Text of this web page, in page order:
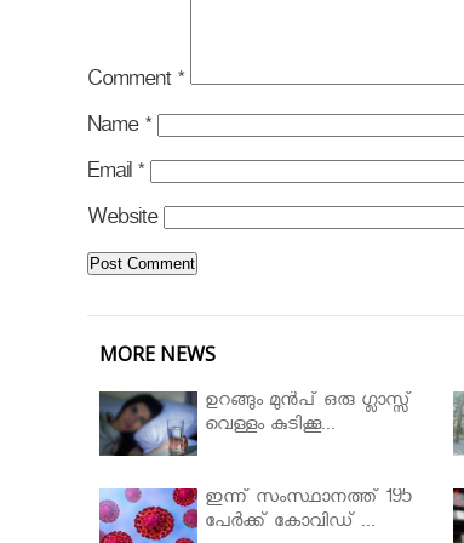
Comment *
Name *
Email *
Website
MORE NEWS
ഉറങ്ങും മുന്‍പ് ഒരു ഗ്ലാസ്സ്
വെള്ളം കുടിക്കൂ...
ഇന്ന് സംസ്ഥാനത്ത് 195
പേര്‍ക്ക് കോവിഡ് ...